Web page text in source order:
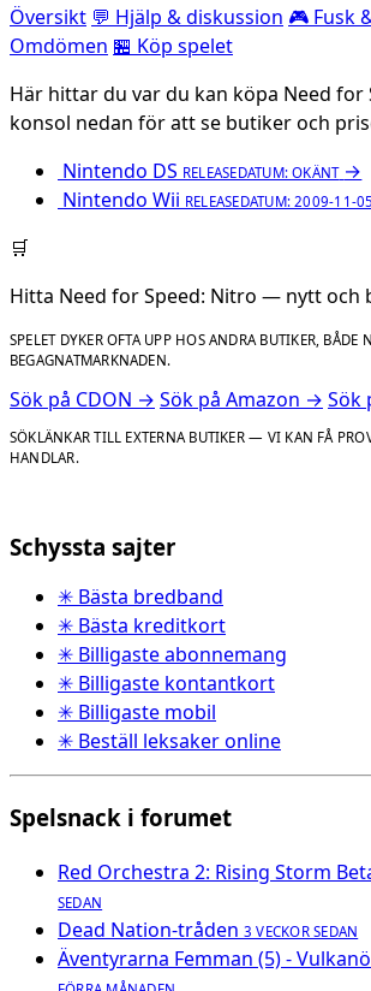
Översikt 💬 Hjälp & diskussion 🎮 Fusk
Omdömen 🏪 Köp spelet
Här hittar du var du kan köpa Need for
konsol nedan för att se butiker och
Nintendo DS RELEASEDATUM: OKÄNT →
Nintendo Wii RELEASEDATUM: 2009-11-05
🛒
Hitta Need for Speed: Nitro — nytt och
SPELET DYKER OFTA UPP HOS ANDRA BUTIKER, BÅDE
BEGAGNATMARKNADEN.
Sök på CDON → Sök på Amazon → Sök
SÖKLÄNKAR TILL EXTERNA BUTIKER — VI KAN FÅ
HANDLAR.
Schyssta sajter
✳ Bästa bredband
✳ Bästa kreditkort
✳ Billigaste abonnemang
✳ Billigaste kontantkort
✳ Billigaste mobil
✳ Beställ leksaker online
Spelsnack i forumet
Red Orchestra 2: Rising Storm
SEDAN
Dead Nation-tråden 3 VECKOR SEDAN
Äventyrarna Femman (5) -